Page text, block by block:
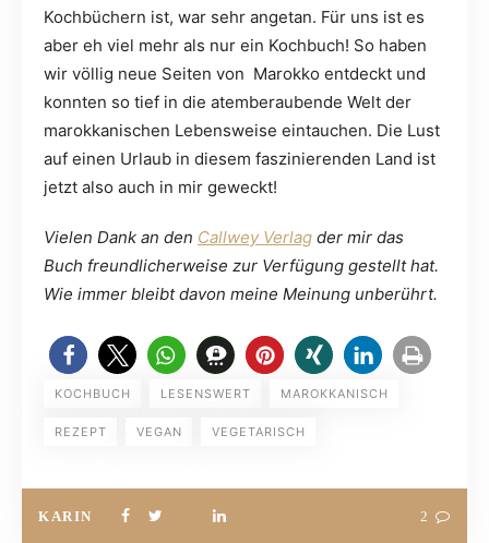
Kochbüchern ist, war sehr angetan. Für uns ist es
aber eh viel mehr als nur ein Kochbuch! So haben
wir völlig neue Seiten von Marokko entdeckt und
konnten so tief in die atemberaubende Welt der
marokkanischen Lebensweise eintauchen. Die Lust
auf einen Urlaub in diesem faszinierenden Land ist
jetzt also auch in mir geweckt!
Vielen Dank an den Callwey Verlag der mir das
Buch freundlicherweise zur Verfügung gestellt hat.
Wie immer bleibt davon meine Meinung unberührt.
KOCHBUCH LESENSWERT MAROKKANISCH
REZEPT VEGAN VEGETARISCH
KARIN 2